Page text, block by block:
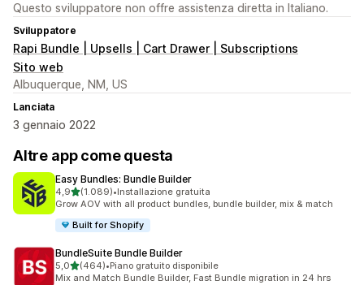
Questo sviluppatore non offre assistenza diretta in Italiano.
Sviluppatore
Rapi Bundle | Upsells | Cart Drawer | Subscriptions
Sito web
Albuquerque, NM, US
Lanciata
3 gennaio 2022
Altre app come questa
Easy Bundles: Bundle Builder
4,9stelle su 5
(1.089)
1089 recensioni totali
•Installazione gratuita
Grow AOV with all product bundles, bundle builder, mix & match
Built for Shopify
BundleSuite Bundle Builder
5,0stelle su 5
(464)
464 recensioni totali
•Piano gratuito disponibile
Mix and Match Bundle Builder, Fast Bundle migration in 24 hrs